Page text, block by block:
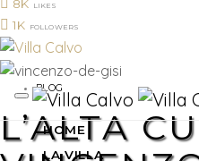
8K LIKES
1K FOLLOWERS
HOME
LA VILLA
BLOG
L’ALTA